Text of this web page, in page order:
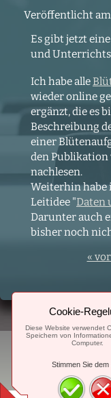
Veröffentlicht am
Es gibt jetzt
und
Ich habe alle
wieder online
ergänzt, die es
Beschreibung
einer
den Publikation
nachlesen.
Weiterhin habe
Leitidee "Daten
Darunter auch
bisher noch
«
© 2023. mister-mueller.de.
Cookie-
Diese Website verwendet
Speichern von
Computer.
Stimmen Sie dem